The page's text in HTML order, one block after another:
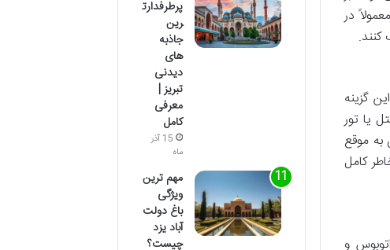
در
گزینه
یا تور
به موقع
کامل
و
پرطرفدارت
رین
جاذبه
های
دیدنی
تبریز |
معرفی
کامل
15 آذر
ماه
مهم ترین
ویژگی
باغ دولت
آباد یزد
چیست؟